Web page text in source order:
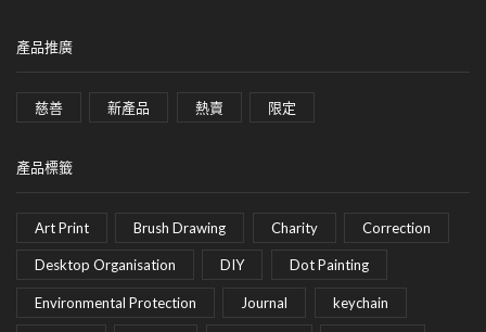
產品推廣
慈善 新產品 熱賣 限定
產品標籤
Art Print Brush Drawing Charity Correction
Desktop Organisation DIY Dot Painting
Environmental Protection Journal keychain